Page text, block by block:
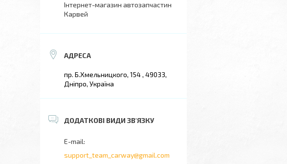
Інтернет-магазин автозапчастин
Карвей
пр. Б.Хмельницкого, 154 , 49033,
Дніпро, Україна
support_team_carway@gmail.com